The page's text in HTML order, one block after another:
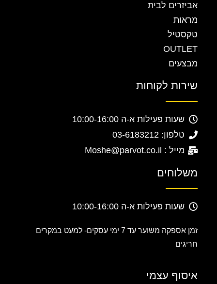
אביזרים לבית
מראות
טקסטיל
OUTLET
מבצעים
שירות לקוחות
שעות פעילות א-ה 10:00-16:00
טלפון: 03-6183212
מייל : Moshe@parvot.co.il
משלוחים
שעות פעילות א-ה 10:00-16:00
זמן אספקה משוער עד 7 ימי עסקים-
למעט במקרים
חריגים
איסוף עצמי